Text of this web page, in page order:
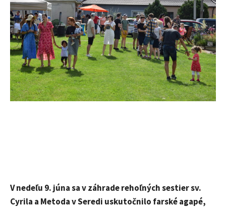
V nedeľu 9. júna sa v záhrade rehoľných sestier sv.
Cyrila a Metoda v Seredi uskutočnilo farské agapé,